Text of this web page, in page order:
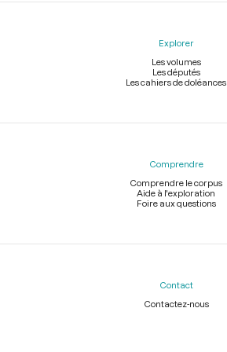
Explorer
Les volumes
Les députés
Les cahiers de doléances
Comprendre
Comprendre le corpus
Aide à l'exploration
Foire aux questions
Contact
Contactez-nous